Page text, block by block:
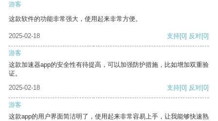
游客
这款软件的功能非常强大，使用起来非常方便。
2025-02-18 支持[0] 反对[0]
游客
这款加速器app的安全性有待提高，可以加强防护措施，比如增加双重验
证。
2025-02-18
支持[0] 反对[0]
游客
这款app的用户界面简洁明了，使用起来非常容易上手，让我能够快速熟